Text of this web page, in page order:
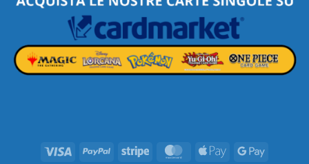
Visa PayPal Stripe MasterCard
Apple
Google